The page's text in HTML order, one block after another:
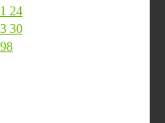
24
30